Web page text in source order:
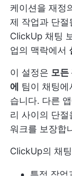
케이션을 재정
제 작업과 단
ClickUp 채팅
업의 맥락에서
이 설정은 모든
에 팀이 채팅
습니다. 다른
리 사이의 단
워크를 보장합
ClickUp의 채